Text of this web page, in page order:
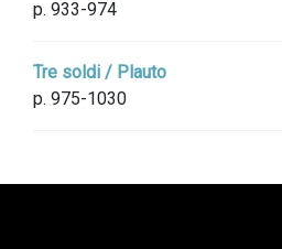
p. 933-974
Tre soldi / Plauto
p. 975-1030